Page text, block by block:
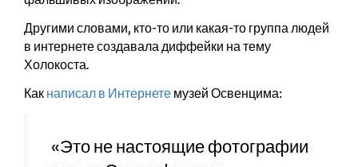
Другими словами, кто-то или какая-то группа людей
в интернете создавала диффейки на тему
Холокоста.
Как написал в Интернете музей Освенцима:
«Это не настоящие фотографии